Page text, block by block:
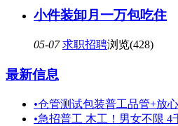
小件装卸月一万包吃住
05-07 求职招聘浏览(428)
最新信息
•仓管测试包装普工品管+放
•急招普工 木工！男女不限